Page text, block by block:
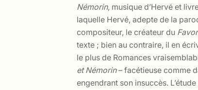
Némorin, musique d’Hervé et
laquelle Hervé, adepte de la
compositeur, le créateur du
texte ; bien au contraire, il en
le plus de Romances
et Némorin– facétieuse comme
engendrant son insuccès.